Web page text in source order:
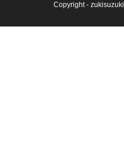
Copyright - zukisuzuki